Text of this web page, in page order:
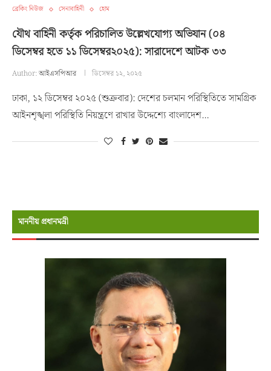
ব্রেকিং নিউজ সেনাবাহিনী হোম
যৌথ বাহিনী কর্তৃক পরিচালিত উল্লেখযোগ্য অভিযান (০৪
ডিসেম্বর হতে ১১ ডিসেম্বর২০২৫): সারাদেশে আটক ৩৩
Author:আইএসপিআর ডিসেম্বর ১২, ২০২৫
ঢাকা, ১২ ডিসেম্বর ২০২৫ (শুক্রবার): দেশের চলমান পরিস্থিতিতে সামগ্রিক
আইনশৃঙ্খলা পরিস্থিতি নিয়ন্ত্রণে রাখার উদ্দেশ্যে বাংলাদেশ…
মাননীয় প্রধানমন্রী